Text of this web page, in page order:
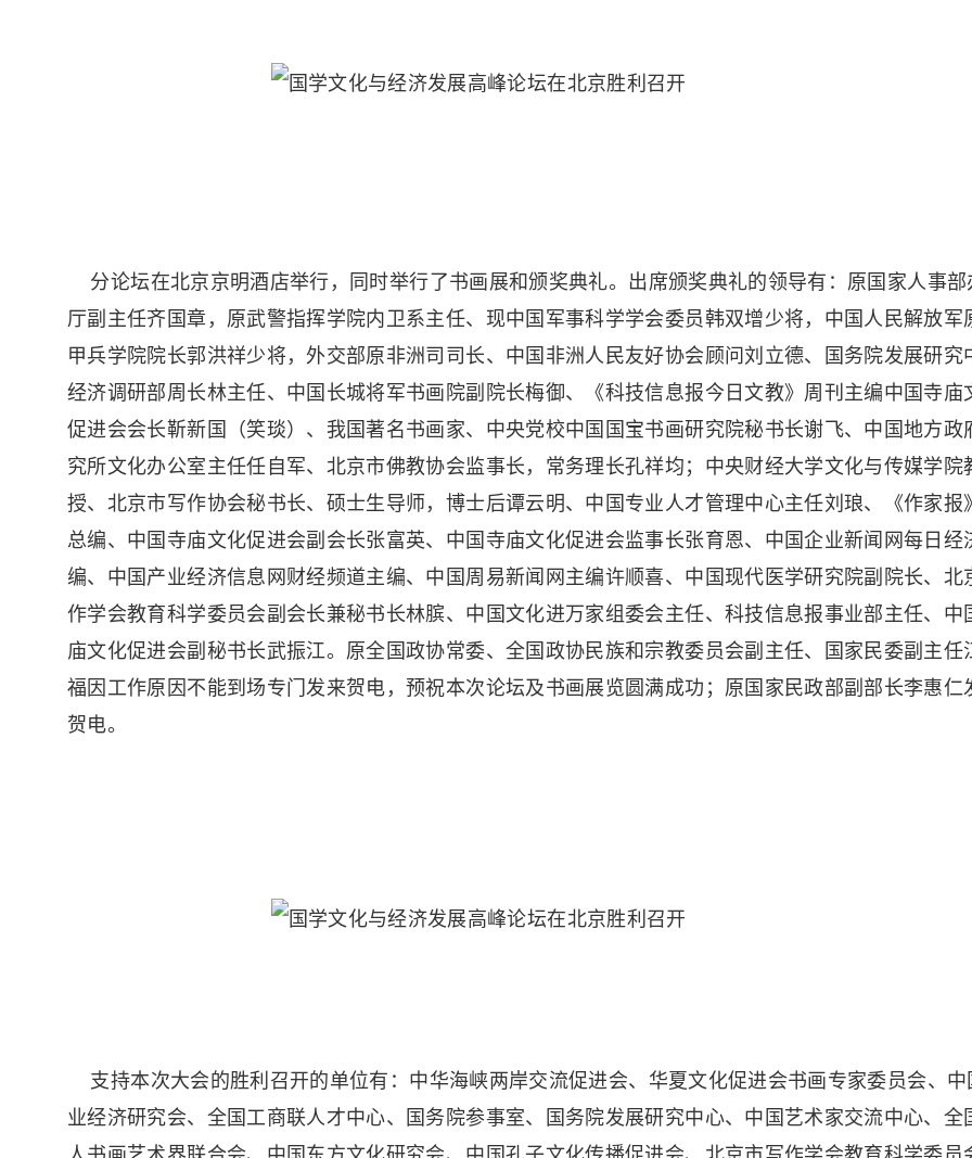
分论坛在北京京明酒店举行，同时举行了书画展和颁奖典礼。出席颁奖典礼的领导有：原国家人事部
厅副主任齐国章，原武警指挥学院内卫系主任、现中国军事科学学会委员韩双增少将，中国人民解放军
甲兵学院院长郭洪祥少将，外交部原非洲司司长、中国非洲人民友好协会顾问刘立德、国务院发展研究
经济调研部周长林主任、中国长城将军书画院副院长梅御、《科技信息报今日文教》周刊主编中国寺庙
促进会会长靳新国（笑琰）、我国著名书画家、中央党校中国国宝书画研究院秘书长谢飞、中国地方政
究所文化办公室主任任自军、北京市佛教协会监事长，常务理长孔祥均；中央财经大学文化与传媒学院
授、北京市写作协会秘书长、硕士生导师，博士后谭云明、中国专业人才管理中心主任刘琅、《作家报
总编、中国寺庙文化促进会副会长张富英、中国寺庙文化促进会监事长张育恩、中国企业新闻网每日经
编、中国产业经济信息网财经频道主编、中国周易新闻网主编许顺喜、中国现代医学研究院副院长、北
作学会教育科学委员会副会长兼秘书长林膑、中国文化进万家组委会主任、科技信息报事业部主任、中
庙文化促进会副秘书长武振江。原全国政协常委、全国政协民族和宗教委员会副主任、国家民委副主任
福因工作原因不能到场专门发来贺电，预祝本次论坛及书画展览圆满成功；原国家民政部副部长李惠仁
贺电。
支持本次大会的胜利召开的单位有：中华海峡两岸交流促进会、华夏文化促进会书画专家委员会、中
业经济研究会、全国工商联人才中心、国务院参事室、国务院发展研究中心、中国艺术家交流中心、全